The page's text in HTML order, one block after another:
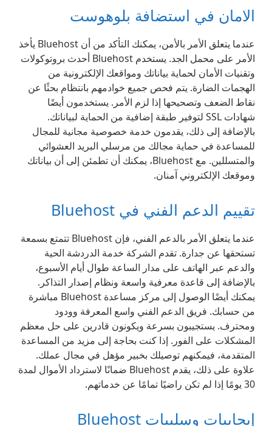
الامان في استضافة بلوهوست
عندما يتعلق الأمر بالأمن، يمكنك التأكد من أن Bluehost يأخذ
الأمر على محمل الجد. يستخدم Bluehost أحدث بروتوكولات
وتقنيات الأمان لحماية بياناتك ومواقعك الإلكترونية من
الهجمات الضارة. يتم فحص جميع خوادمهم بانتظام بحثًا عن
نقاط الضعف وتصحيحها إذا لزم الأمر. يستخدمون أيضًا
شهادات SSL لتوفير طبقة إضافية من الحماية لبياناتك.
بالإضافة إلى ذلك، يقدمون خدمة خصوصية مجانية للمجال
للمساعدة في حماية مجالك من مرسلي البريد العشوائي
والمتسللين. مع Bluehost، يمكنك أن تطمئن إلى أن بياناتك
وموقعك الإلكتروني آمنان.
تقييم الدعم الفني في Bluehost
عندما يتعلق الأمر بالدعم الفني، فإن Bluehost تتمتع بسمعة
تستحقها عن جدارة. تقدم الشركة خدمة الدردشة الحية
والدعم عبر الهاتف على مدار الساعة طوال أيام الأسبوع،
بالإضافة إلى قاعدة معرفية واسعة ونظام إصدار التذاكر.
يمكنك أيضًا الوصول إلى مركز مساعدة Bluehost مباشرة
من حسابك. فريق الدعم الفني واسع المعرفة وودود
ومحترف. يستجيبون بسرعة ويكونون قادرين على حل معظم
المشكلات على الفور. إذا كنت بحاجة إلى مزيد من المساعدة
المتقدمة، فيمكنهم توصيلك بخبير مؤهل في مجال عملك.
علاوة على ذلك، يقدم Bluehost ضمانًا لاسترداد الأموال لمدة
30 يومًا إذا لم تكن راضيًا تمامًا عن خدماتهم.
إيجابيات وسلبيات Bluehost